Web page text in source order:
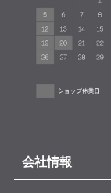
会社情報